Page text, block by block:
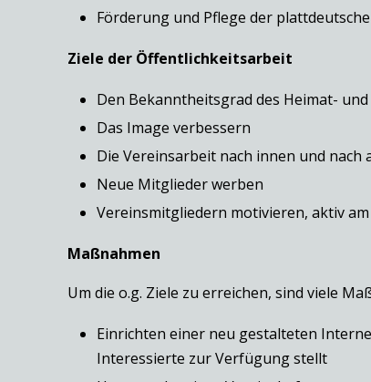
Förderung und Pflege der
Ziele der Öffentlichkeitsarbeit
Den Bekanntheitsgrad des Heimat-
Das Image verbessern
Die Vereinsarbeit nach innen und
Neue Mitglieder werben
Vereinsmitgliedern motivieren, aktiv
Maßnahmen
Um die o.g. Ziele zu erreichen, sind viele
Einrichten einer neu gestalteten
Interessierte zur Verfügung stellt